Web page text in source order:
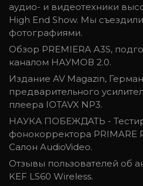
аудио- и видеотехники
High End Show. Мы
фотографиями.
Обзор PREMIERA A3S,
каналом НАУМОВ 2.0.
Издание AV Magazin,
предварительного
плеера IOTAVX NP3.
НАУКА ПОБЕЖДАТЬ -
фонокорректора PRIMARE
Салон AudioVideo.
Отзывы пользователей об
KEF LS60 Wireless.